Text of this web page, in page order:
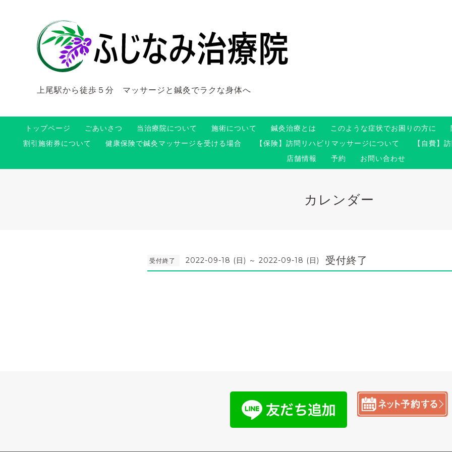
上尾駅から徒歩５分 マッサージと鍼灸でラクな身体へ
トップページ ごあいさつ 当治療院について 施術について 鍼灸治療とは このような症状でお困りの方に
割引施術券について
健康保険で鍼灸マッサージを受ける場合 【保険】訪問リハビリマッサージについて 【自費】
店舗情報
予約 お問い合わせ
カレンダー
受付終了 2022-09-18 (日) ～ 2022-09-18 (日) 受付終了